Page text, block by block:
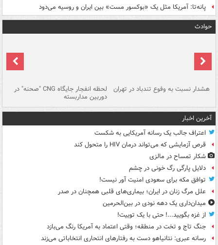
پانه‌تا: آمریکا مثل یک «بوکسور مست» بین ایران و روسیه می‌دود
حوادث
هشدار نسبت به وفوع تندباد در تهران لحظه انفجار جایگاه CNG "صحنه" در
دوربین مداربسته
آخرین اخبار
اعتراف جالب یک رسانه آمریکایی به شکست
قرص آزمایشی که می‌تواند درمان HIV را متحول کند
شکار تمساح در مالزی
دلایل پارگی رگ خونی در چشم
توافق مکه برای سعودی امنیت آور نیست!
علل مرگ زنان در ایران؛ بیماری‌های قلبی همچنان در صدر
میدان‌داری یک دهه نودی در بین‌الحرمین
از غزه بگویید...! حتی با یک توییت!
جنگ تاج و تخت در منطقه؛ وقتی اعتماد به آمریکا رنگ می‌بازد
رسانه عبری: نتانیاهو دست به رفتارهای انتحاری انتخاباتی می‌زند